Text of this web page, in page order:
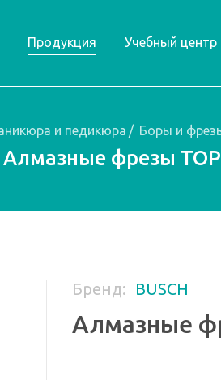
Продукция Учебный центр
и педикюра / Боры и
Алмазные фрезы TOP
Бренд: BUSCH
Алмазные